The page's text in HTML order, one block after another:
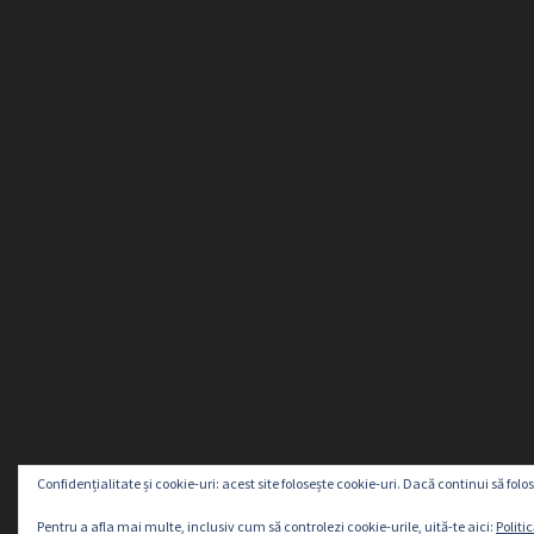
©2026Atractiv Imobiliare.Toate drepturile rezervate
Confidențialitate și cookie-uri: acest site folosește cookie-uri. Dacă continui să
Pentru a afla mai multe, inclusiv cum să controlezi cookie-urile, uită-te aici: